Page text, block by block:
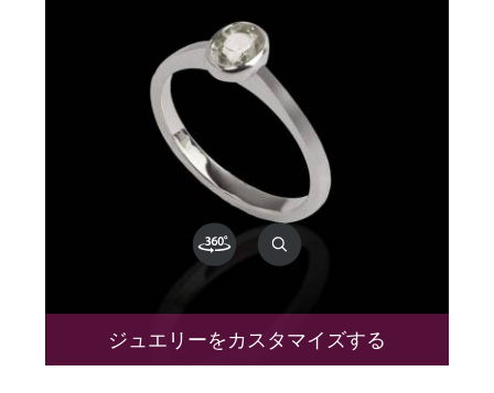
ジュエリーをカスタマイズする